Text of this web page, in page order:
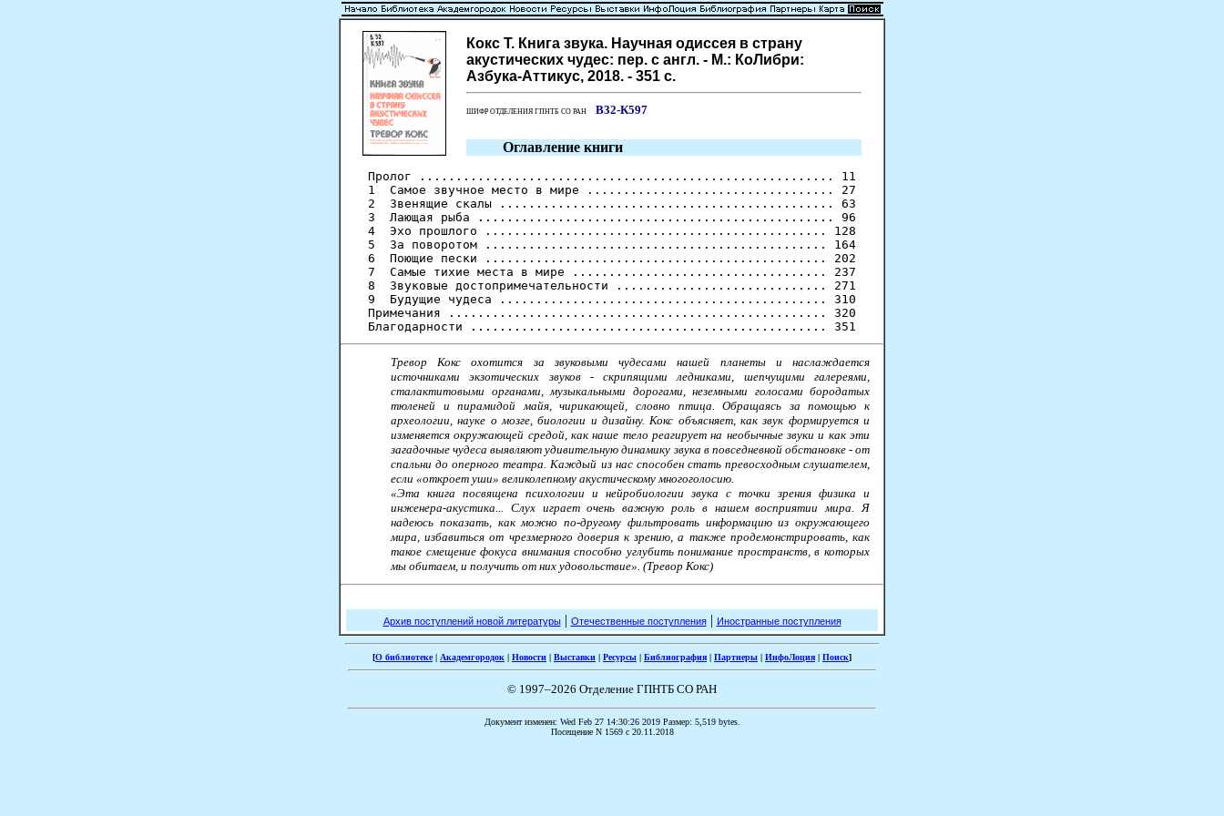
Кокс Т. Книга звука. Научная одиссея в страну
акустических чудес: пер. с англ. - М.: КоЛибри:
Азбука-Аттикус, 2018. - 351 с.
ШИФР ОТДЕЛЕНИЯ ГПНТБ СО РАН В32-К597
Оглавление книги
Пролог ......................................................... 11
1  Самое звучное место в мире .................................. 27
2  Звенящие скалы .............................................. 63
3  Лающая рыба ................................................. 96
4  Эхо прошлого ............................................... 128
5  За поворотом ............................................... 164
6  Поющие пески ............................................... 202
7  Самые тихие места в мире ................................... 237
8  Звуковые достопримечательности ............................. 271
9  Будущие чудеса ............................................. 310
Примечания .................................................... 320
Тревор Кокс охотится за звуковыми чудесами нашей планеты и наслаждается
источниками экзотических звуков - скрипящими ледниками, шепчущими галереями,
сталактитовыми органами, музыкальными дорогами, неземными голосами бородатых
тюленей и пирамидой майя, чирикающей, словно птица. Обращаясь за помощью к
археологии, науке о мозге, биологии и дизайну. Кокс объясняет, как звук формируется и
изменяется окружающей средой, как наше тело реагирует на необычные звуки и как эти
загадочные чудеса выявляют удивительную динамику звука в повседневной обстановке - от
спальни до оперного театра. Каждый из нас способен стать превосходным слушателем,
если «откроет уши» великолепному акустическому многоголосию.
«Эта книга посвящена психологии и нейробиологии звука с точки зрения физика и
инженера-акустика... Слух играет очень важную роль в нашем восприятии мира. Я
надеюсь показать, как можно по-другому фильтровать информацию из окружающего
мира, избавиться от чрезмерного доверия к зрению, а также продемонстрировать, как
такое смещение фокуса внимания способно углубить понимание пространств, в которых
мы обитаем, и получить от них удовольствие». (Тревор Кокс)
Архив поступлений новой литературы| Отечественные поступления| Иностранные поступления
[О библиотеке| Академгородок | Новости | Выставки | Ресурсы | Библиография | Партнеры | ИнфоЛоция | Поиск]
© 1997–2026 Отделение ГПНТБ СО РАН
Документ изменен: Wed Feb 27 14:30:26 2019 Размер: 5,519 bytes.
Посещение N 1569 c 20.11.2018